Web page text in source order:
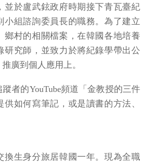
並於盧武鉉政府時期接下青瓦臺紀
小組諮詢委員長的職務。為了建立
鄉村的相關檔案，在韓國各地培養
研究師，並致力於將紀錄學帶出公
廣到個人應用上。
蹤者的YouTube頻道「金教授的三件
如何寫筆記，或是讀書的方法、
換生身分旅居韓國一年。現為全職